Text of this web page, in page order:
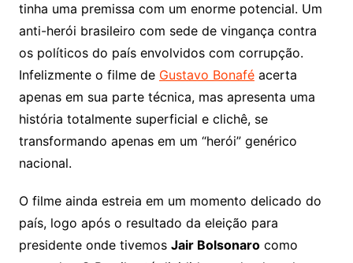
tinha uma premissa com um enorme potencial. Um
anti-herói brasileiro com sede de vingança contra
os políticos do país envolvidos com corrupção.
Infelizmente o filme de Gustavo Bonaféacerta
apenas em sua parte técnica, mas apresenta uma
história totalmente superficial e clichê, se
transformando apenas em um “herói” genérico
nacional.
O filme ainda estreia em um momento delicado do
país, logo após o resultado da eleição para
presidente onde tivemos Jair Bolsonarocomo